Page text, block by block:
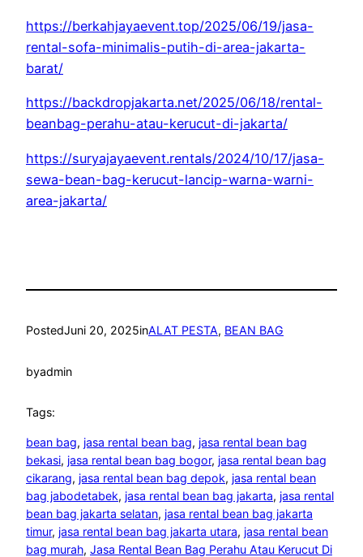
https://berkahjayaevent.top/2025/06/19/jasa-
rental-sofa-minimalis-putih-di-area-jakarta-
barat/
https://backdropjakarta.net/2025/06/18/rental-
beanbag-perahu-atau-kerucut-di-jakarta/
https://suryajayaevent.rentals/2024/10/17/jasa-
sewa-bean-bag-kerucut-lancip-warna-warni-
area-jakarta/
PostedJuni 20, 2025inALAT PESTA, BEAN BAG
byadmin
Tags:
bean bag, jasa rental bean bag, jasa rental bean bag
bekasi, jasa rental bean bag bogor, jasa rental bean bag
cikarang, jasa rental bean bag depok, jasa rental bean
bag jabodetabek, jasa rental bean bag jakarta, jasa rental
bean bag jakarta selatan, jasa rental bean bag jakarta
timur, jasa rental bean bag jakarta utara, jasa rental bean
bag murah, Jasa Rental Bean Bag Perahu Atau Kerucut Di